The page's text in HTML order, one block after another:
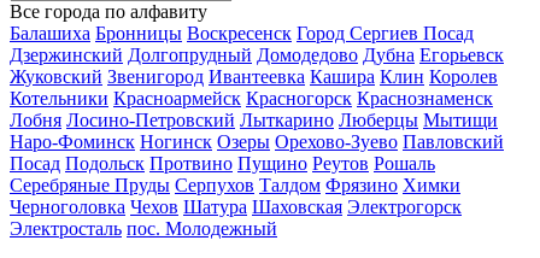
Все города по алфавиту
Балашиха Бронницы Воскресенск Город Сергиев Посад
Дзержинский Долгопрудный Домодедово Дубна Егорьевск
Жуковский Звенигород Ивантеевка Кашира Клин Королев
Котельники Красноармейск Красногорск Краснознаменск
Лобня Лосино-Петровский Лыткарино Люберцы Мытищи
Наро-Фоминск Ногинск Озеры Орехово-Зуево Павловский
Посад Подольск Протвино Пущино Реутов Рошаль
Серебряные Пруды Серпухов Талдом Фрязино Химки
Черноголовка Чехов Шатура Шаховская Электрогорск
Электросталь пос. Молодежный